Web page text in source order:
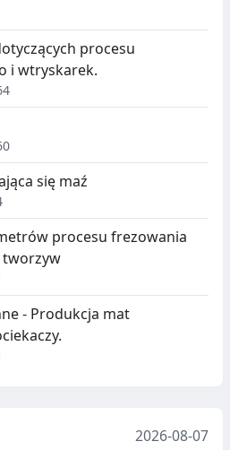
procesu
i wtryskarek.
się maź
procesu frezowania
- Produkcja mat
2026-08-07